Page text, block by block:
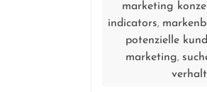
marketing
indicators,
potenzielle
marketing,